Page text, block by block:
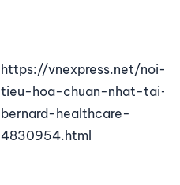
https://vnexpress.net/noi-
tieu-hoa-chuan-nhat-tai-
bernard-healthcare-
4830954.html